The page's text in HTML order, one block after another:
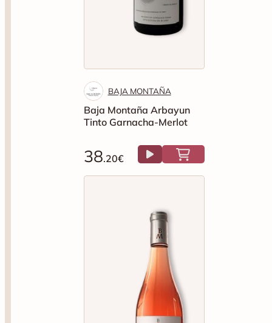
BAJA MONTAÑA
Baja Montaña Arbayun
Tinto Garnacha-Merlot
38.20€